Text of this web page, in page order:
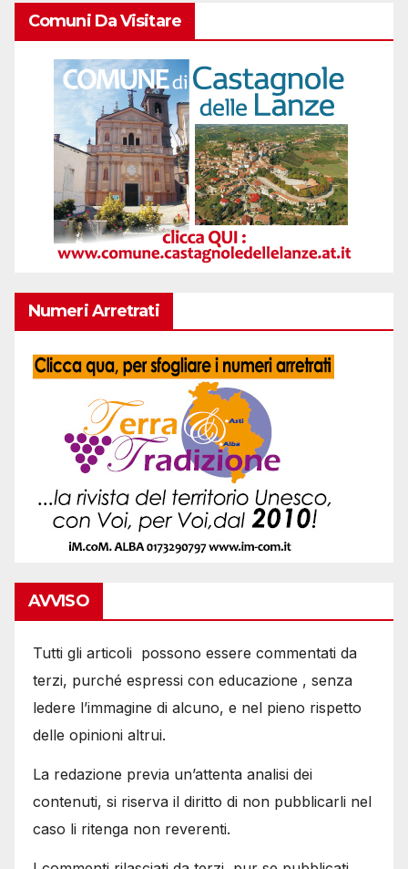
Comuni Da Visitare
Numeri Arretrati
AVVISO
Tutti gli articoli possono essere commentati da
terzi, purché espressi con educazione , senza
ledere l’immagine di alcuno, e nel pieno rispetto
delle opinioni altrui.
La redazione previa un’attenta analisi dei
contenuti, si riserva il diritto di non pubblicarli nel
caso li ritenga non reverenti.